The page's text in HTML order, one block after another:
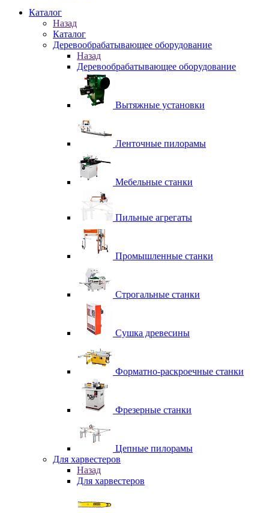
Каталог
Назад
Каталог
Деревообрабатывающее оборудование
Назад
Деревообрабатывающее оборудование
Вытяжные установки
Ленточные пилорамы
Мебельные станки
Пильные агрегаты
Промышленные станки
Строгальные станки
Сушка древесины
Форматно-раскроечные станки
Фрезерные станки
Цепные пилорамы
Для харвестеров
Назад
Для харвестеров